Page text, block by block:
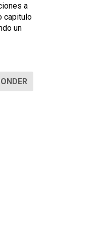
a
capitulo
un